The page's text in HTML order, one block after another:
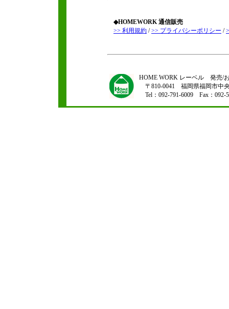
◆HOMEWORK 通信販売
>> 利用規約 />> プライバシーポリシー /
HOME WORK レーベル 発売/
〒810-0041 福岡県福岡市中
Tel：092-791-6009 Fax：092-